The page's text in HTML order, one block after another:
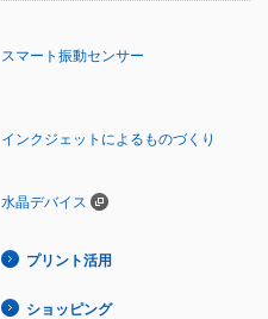
スマート振動センサー
インクジェットによるものづくり
水晶デバイス
プリント活用
ショッピング